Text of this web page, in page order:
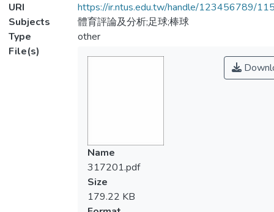
URI
https://ir.ntus.edu.tw/handle/123456789/
Subjects
體育評論及分析;足球;棒球
Type
other
File(s)
Name
317201.pdf
Size
179.22 KB